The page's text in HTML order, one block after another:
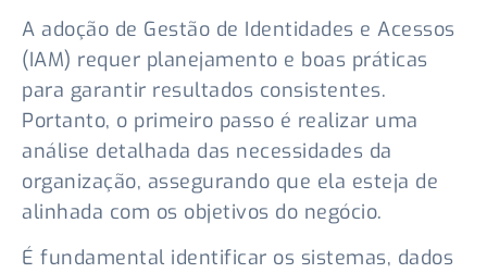
A adoção de Gestão de Identidades e Acessos
(IAM) requer planejamento e boas práticas
para garantir resultados consistentes.
Portanto, o primeiro passo é realizar uma
análise detalhada das necessidades da
organização, assegurando que ela esteja de
alinhada com os objetivos do negócio.
É fundamental identificar os sistemas, dados